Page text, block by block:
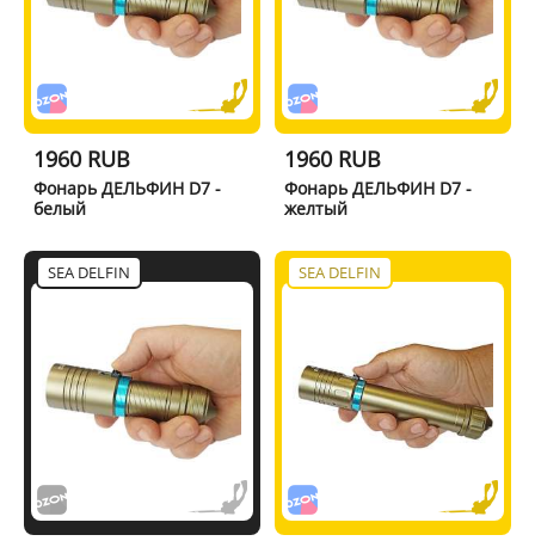
1960 RUB
Фонарь ДЕЛЬФИН D7 -
белый
1960 RUB
Фонарь ДЕЛЬФИН D7 -
желтый
SEA DELFIN SEA DELFIN